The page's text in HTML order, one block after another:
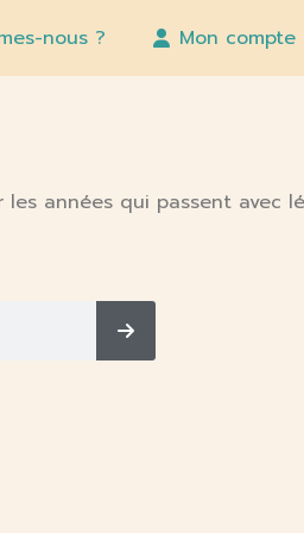
nous ? Mon compte
années qui passent avec